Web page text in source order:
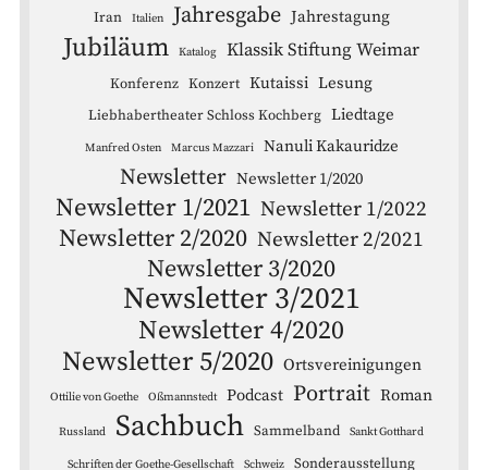
Iran Italien Jahresgabe Jahrestagung
Jubiläum Katalog Klassik Stiftung Weimar
Konferenz Konzert Kutaissi Lesung
Liebhabertheater Schloss Kochberg Liedtage
Manfred Osten Marcus Mazzari Nanuli Kakauridze
Newsletter Newsletter 1/2020
Newsletter 1/2021 Newsletter 1/2022
Newsletter 2/2020 Newsletter 2/2021
Newsletter 3/2020
Newsletter 3/2021
Newsletter 4/2020
Newsletter 5/2020 Ortsvereinigungen
Ottilie von Goethe Oßmannstedt Podcast Portrait Roman
Russland Sachbuch Sammelband Sankt Gotthard
Schriften der Goethe-Gesellschaft Schweiz Sonderausstellung